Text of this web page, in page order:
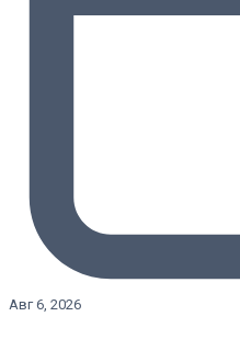
Авг 6, 2026